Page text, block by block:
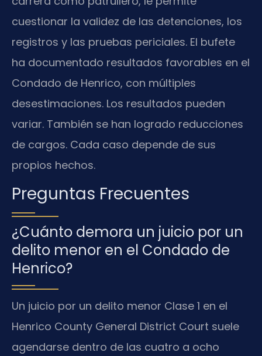
cuestionar la validez de las detenciones, los
registros y las pruebas periciales. El bufete
ha documentado resultados favorables en el
Condado de Henrico, con múltiples
desestimaciones. Los resultados pueden
variar. También se han logrado reducciones
de cargos. Cada caso depende de sus
propios hechos.
Preguntas Frecuentes
¿Cuánto demora un juicio por un
delito menor en el Condado de
Henrico?
Un juicio por un delito menor Clase 1 en el
Henrico County General District Court suele
agendarse dentro de las cuatro a ocho